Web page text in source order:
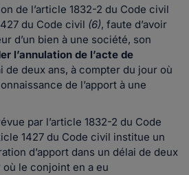
de l’article 1832-2 du Code civil
du Code civil (6), faute d’avoir
d’un bien à une société, son
l’annulation de l’acte de
de deux ans, à compter du jour où
de l’apport à une
par l’article 1832-2 du Code
1427 du Code civil institue un
d’apport dans un délai de deux
le conjoint en a eu